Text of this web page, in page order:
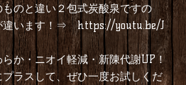
のと違い２包式炭酸泉ですの
違います！⇒https://youtu.be/J
か・ニオイ軽減・新陳代謝UP！
ラスして、ぜひ一度お試しくだ